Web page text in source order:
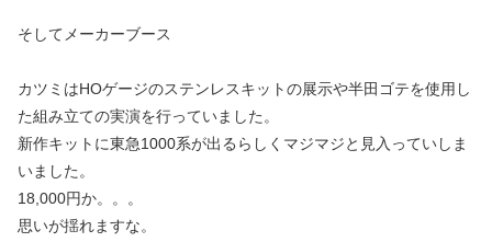
そしてメーカーブース
カツミはHOゲージのステンレスキットの展示や半田ゴテを使用し
た組み立ての実演を行っていました。
新作キットに東急1000系が出るらしくマジマジと見入っていしま
いました。
18,000円か。。。
思いが揺れますな。